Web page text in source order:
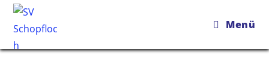
Menü